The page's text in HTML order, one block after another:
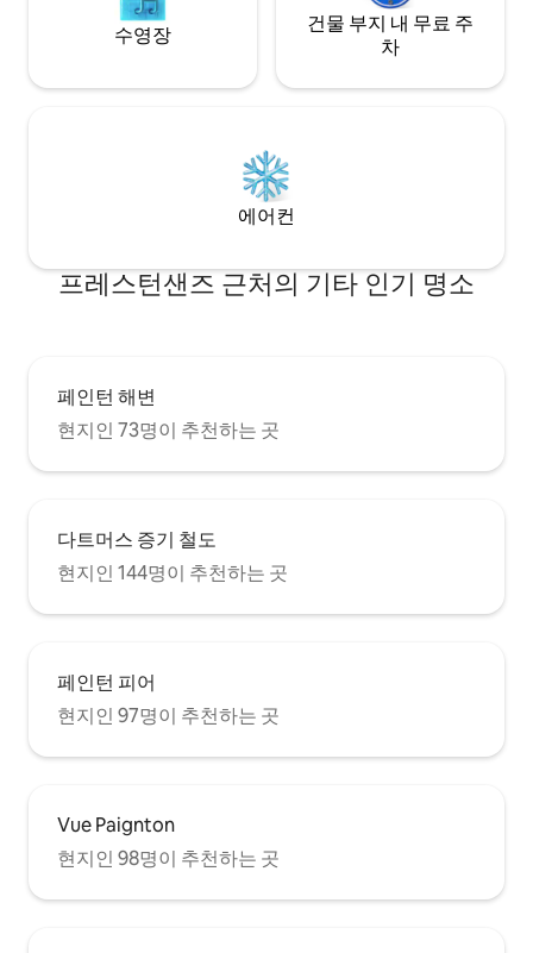
수영장
건물 부지 내 무료 주
차
에어컨
프레스턴샌즈 근처의 기타 인기 명소
페인턴 해변
현지인 73명이 추천하는 곳
다트머스 증기 철도
현지인 144명이 추천하는 곳
페인턴 피어
현지인 97명이 추천하는 곳
Vue Paignton
현지인 98명이 추천하는 곳